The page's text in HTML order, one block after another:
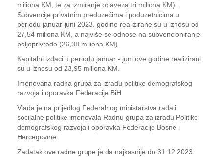
miliona KM, te za izmirenje obaveza tri miliona KM).
Subvencije privatnim preduzećima i poduzetnicima u
periodu januar-juni 2023. godine realizirane su u iznosu od
27,54 miliona KM, a najviše se odnose na subvencioniranje
poljoprivrede (26,38 miliona KM).
Kapitalni izdaci u periodu januar - juni ove godine realizirani
su u iznosu od 23,95 miliona KM.
Imenovana radna grupa za izradu politike demografskog
razvoja i oporavka Federacije BiH
Vlada je na prijedlog Federalnog ministarstva rada i
socijalne politike imenovala Radnu grupa za izradu Politike
demografskog razvoja i oporavka Federacije Bosne i
Hercegovine.
Zadatak ove radne grupe je da najkasnije do 31.12.2023.